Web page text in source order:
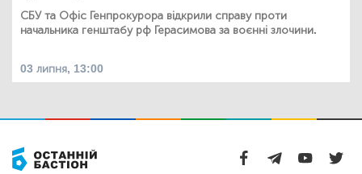
СБУ та Офіс Генпрокурора відкрили справу проти
начальника генштабу рф Герасимова за воєнні злочини.
03 липня, 13:00